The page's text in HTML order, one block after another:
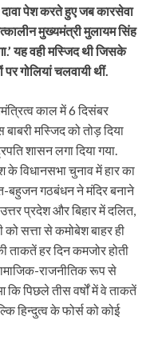
पेश करते हुए जब कारसेवा
मुख्यमंत्री मुलायम सिंह
यह वही मस्जिद थी जिसके
गोलियां चलवायी थीं.
काल में 6 दिसंबर
मस्जिद को तोड़ दिया
शासन लगा दिया गया.
विधानसभा चुनाव में हार का
बहुजन गठबंधन ने मंदिर बनाने
प्रदेश और बिहार में दलित,
सत्ता से कमोबेश बाहर ही
ताकतें हर दिन कमजोर होती
राजनीतिक रूप से
कि पिछले तीस वर्षों में वे ताकतें
हिन्दुत्व के फोर्स को कोई